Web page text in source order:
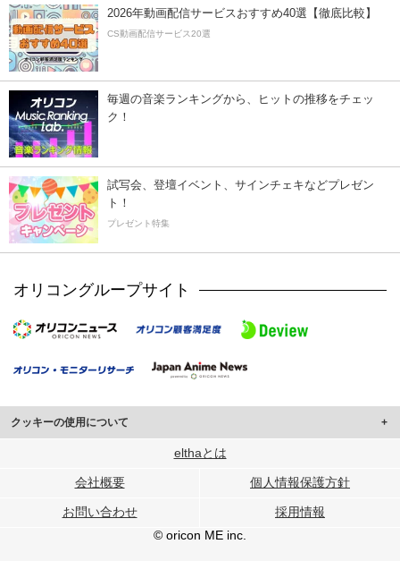
2026年動画配信サービスおすすめ40選【徹底比較】
CS動画配信サービス20選
毎週の音楽ランキングから、ヒットの推移をチェッ
ク！
試写会、登壇イベント、サインチェキなどプレゼン
ト！
プレゼント特集
オリコングループサイト
クッキーの使用について
このサイトでは Cookie を使用して、ユーザーに合わせたコンテンツや広告の
行っています。
メディアや広告配信、データ解析の各パートナーに提供しています。
各パートナーは、この情報とユーザーが各パートナーに提供した他の情報や、
ユーザーが各パートナーのサービスを使用したときに収集した他の情報を組み
elthaとは
会社概要 個人情報保護方針
お問い合わせ
採用情報
© oricon ME inc.